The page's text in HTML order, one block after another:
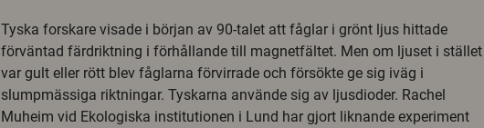
Tyska forskare visade i början av 90-talet att fåglar i grönt ljus hittade
förväntad färdriktning i förhållande till magnetfältet. Men om ljuset i stället
var gult eller rött blev fåglarna förvirrade och försökte ge sig iväg i
slumpmässiga riktningar. Tyskarna använde sig av ljusdioder. Rachel
Muheim vid Ekologiska institutionen i Lund har gjort liknande experiment